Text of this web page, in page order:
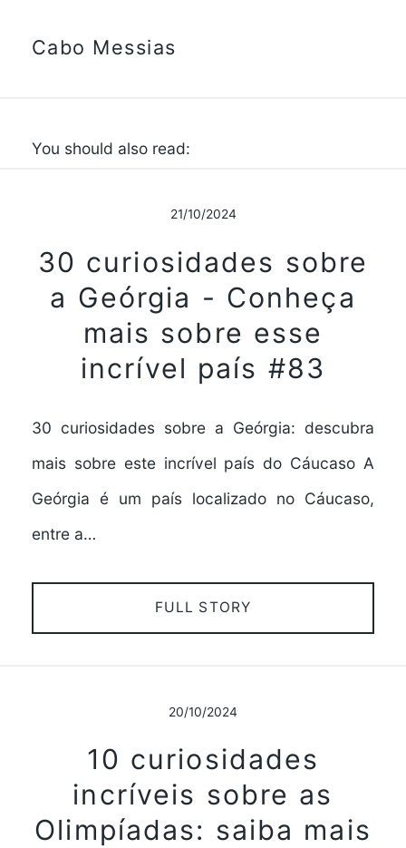
Cabo Messias
You should also read:
21/10/2024
30 curiosidades sobre
a Geórgia - Conheça
mais sobre esse
incrível país #83
30 curiosidades sobre a Geórgia: descubra
mais sobre este incrível país do Cáucaso A
Geórgia é um país localizado no Cáucaso,
entre a…
FULL STORY
20/10/2024
10 curiosidades
incríveis sobre as
Olimpíadas: saiba mais